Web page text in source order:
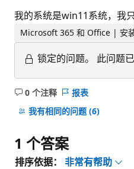
我的系统是win11系统，我
Microsoft 365 和 Office | 安
锁定的问题。 此问题
0 个注释
无
注
报表
我有相同的问题 (6)
1 个答案
排序依据： 非常有帮助